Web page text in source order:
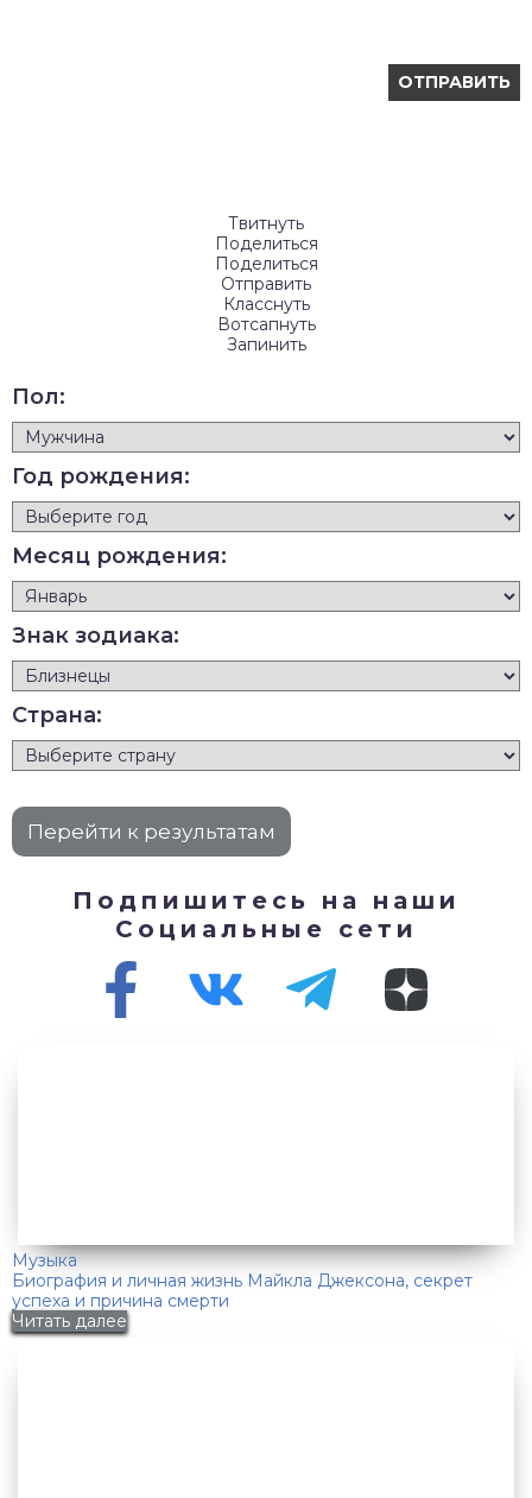
Твитнуть
Поделиться
Поделиться
Отправить
Класснуть
Вотсапнуть
Запинить
Пол:
Год рождения:
Месяц рождения:
Знак зодиака:
Страна:
Подпишитесь на наши
Социальные сети
Музыка
Биография и личная жизнь Майкла Джексона, секрет
успеха и причина смерти
Читать далее